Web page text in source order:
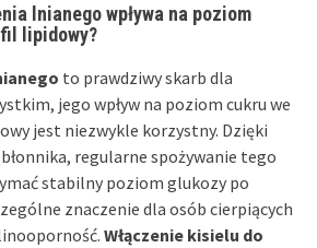
lnianego wpływa na poziom
lipidowy?
to prawdziwy skarb dla
jego wpływ na poziom cukru we
jest niezwykle korzystny. Dzięki
regularne spożywanie tego
stabilny poziom glukozy po
znaczenie dla osób cierpiących
Włączenie kisielu do